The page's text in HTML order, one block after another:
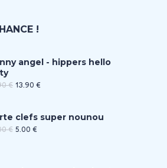
!
angel - hippers hello
€ 13.90 €
clefs super nounou
€ 5.00 €